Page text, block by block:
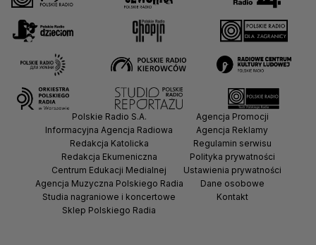
Polskie Radio S.A.
Informacyjna Agencja Radiowa
Redakcja Katolicka
Redakcja Ekumeniczna
Centrum Edukacji Medialnej
Agencja Muzyczna Polskiego Radia
Studia nagraniowe i koncertowe
Sklep Polskiego Radia
Agencja Promocji
Agencja Reklamy
Regulamin serwisu
Polityka prywatności
Ustawienia prywatności
Dane osobowe
Kontakt